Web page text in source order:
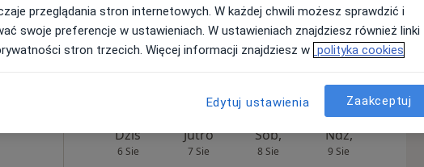
Gołoś
Dziś
6 Sie
Jutro
7 Sie
Sob,
8 Sie
Ndz,
9 Sie
Pon,
przeglądania stron internetowych. W każdej chwili możesz sprawdzić i
swoje preferencje w ustawieniach. W ustawieniach znajdziesz również linki
stron trzecich. Więcej informacji znajdziesz w polityka cookies
Edytuj ustawienia Zaakceptuj